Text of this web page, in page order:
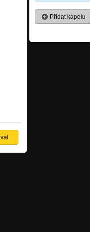
Přidat kapelu